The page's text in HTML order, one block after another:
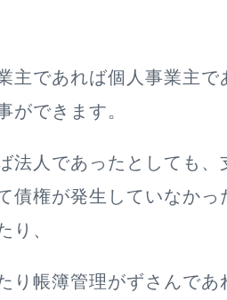
主であれば個人事業主
ができます。
法人であったとしても、
債権が発生していなかっ
り、
り帳簿管理がずさんであ